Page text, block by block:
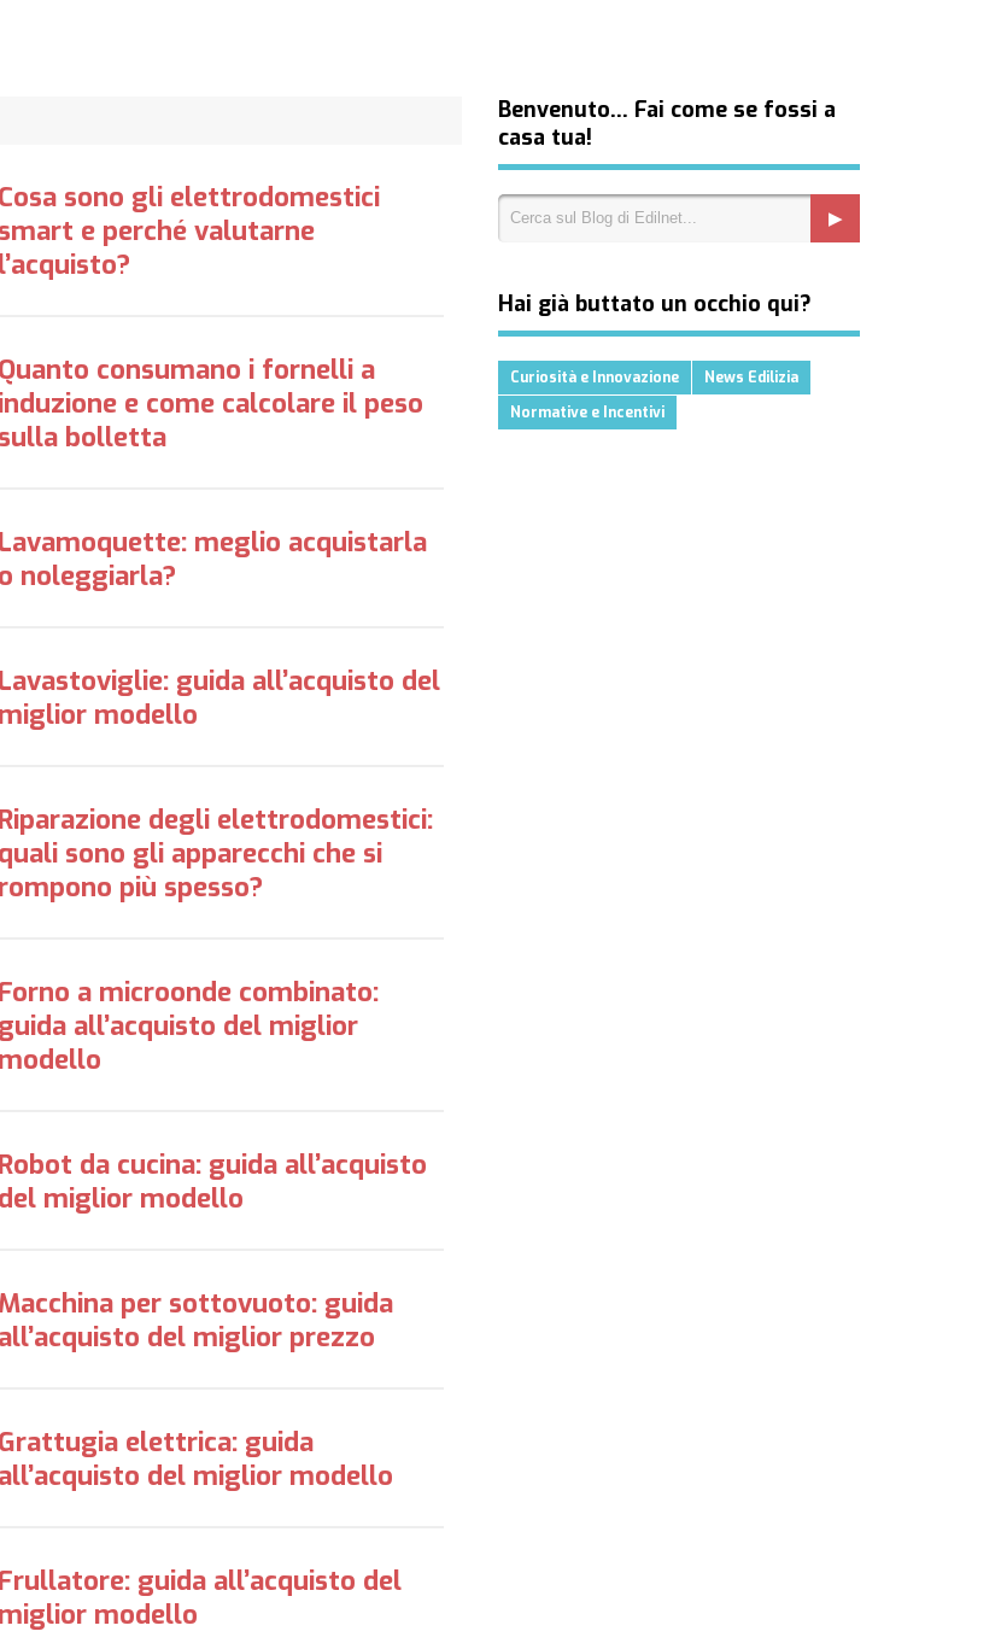
Cosa sono gli elettrodomestici
smart e perché valutarne
l’acquisto?
Quanto consumano i fornelli a
induzione e come calcolare il peso
sulla bolletta
Lavamoquette: meglio acquistarla
o noleggiarla?
Lavastoviglie: guida all’acquisto del
miglior modello
Riparazione degli elettrodomestici:
quali sono gli apparecchi che si
rompono più spesso?
Forno a microonde combinato:
guida all’acquisto del miglior
modello
Robot da cucina: guida all’acquisto
del miglior modello
Macchina per sottovuoto: guida
all’acquisto del miglior prezzo
Grattugia elettrica: guida
all’acquisto del miglior modello
Frullatore: guida all’acquisto del
miglior modello
Benvenuto… Fai come se fossi a
casa tua!
Hai già buttato un occhio qui?
Curiosità e Innovazione
News Edilizia
Normative e Incentivi